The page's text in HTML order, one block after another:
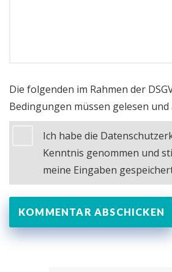
Die folgenden im Rahmen der
Bedingungen müssen gelesen
Ich habe die
Kenntnis genommen und
meine Eingaben